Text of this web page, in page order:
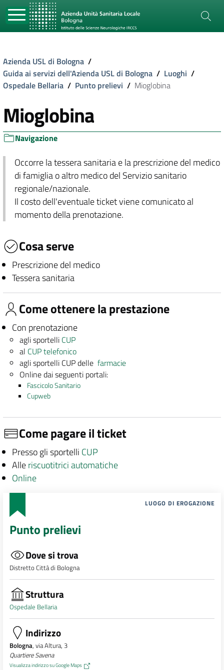
Azienda USL di Bologna /
Guida ai servizi dell'Azienda USL di Bologna / Luoghi /
Ospedale Bellaria / Punto prelievi / Mioglobina
Mioglobina
Navigazione
Occorre la tessera sanitaria e la prescrizione del medico
di famiglia o altro medico del Servizio sanitario
regionale/nazionale.
Il costo dell'eventuale ticket viene comunicato al
momento della prenotazione.
Cosa serve
Prescrizione del medico
Tessera sanitaria
Come ottenere la prestazione
Con prenotazione
agli sportelli CUP
al CUP telefonico
agli sportelli CUP dellefarmacie
Online dai seguenti portali:
Fascicolo Sanitario
Cupweb
Come pagare il ticket
Presso gli sportelli CUP
Alleriscuotitrici automatiche
Online
LUOGO DI EROGAZIONE
Punto prelievi
Dove si trova
Distretto Città di Bologna
Struttura
Ospedale Bellaria
Indirizzo
Bologna, via Altura, 3
Quartiere Savena
Visualizza indirizzo su Google Maps